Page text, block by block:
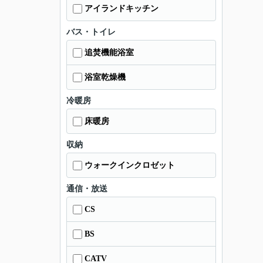
アイランドキッチン
バス・トイレ
追焚機能浴室
浴室乾燥機
冷暖房
床暖房
収納
ウォークインクロゼット
通信・放送
CS
BS
CATV